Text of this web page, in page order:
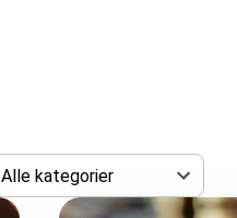
Alle kategorier